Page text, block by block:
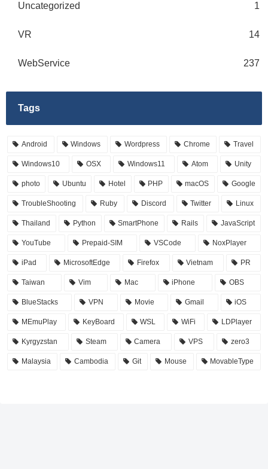
Uncategorized 1
VR 14
WebService 237
Tags
Android Windows Wordpress Chrome Travel
Windows10 OSX Windows11 Atom Unity
photo Ubuntu Hotel PHP macOS Google
TroubleShooting Ruby Discord Twitter Linux
Thailand Python SmartPhone Rails JavaScript
YouTube Prepaid-SIM VSCode NoxPlayer
iPad MicrosoftEdge Firefox Vietnam PR
Taiwan Vim Mac iPhone OBS
BlueStacks VPN Movie Gmail iOS
MEmuPlay KeyBoard WSL WiFi LDPlayer
Kyrgyzstan Steam Camera VPS zero3
Malaysia Cambodia Git Mouse MovableType